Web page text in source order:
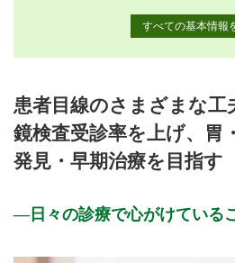
すべての基本情報
8:30～12:00
● ●
8:30～13:00
13:00～18:00
● ●
休診日: 火、祝
備考: (月・水～金)8:30～10:00 /
患者目線のさまざまな工
鏡検査受診率を上げ、胃
発見・早期治療を目指す
日々の診療で心がけている